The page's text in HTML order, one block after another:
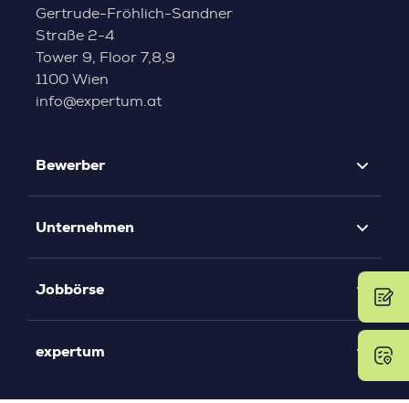
Gertrude-Fröhlich-Sandner
Straße 2-4
Tower 9, Floor 7,8,9
1100 Wien
info@expertum.at
Bewerber
Unternehmen
Jobbörse
expertum